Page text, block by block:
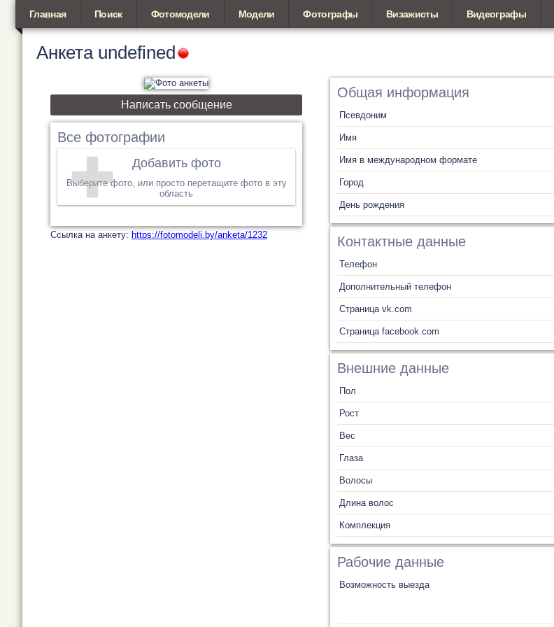
Главная Поиск Фотомодели Модели Фотографы Визажисты Видеографы
Анкета undefined
Написать сообщение
Все фотографии
Добавить фото
Выберите фото, или просто перетащите фото в эту
область
Cсылка на анкету: https://fotomodeli.by/anketa/1232
Общая информация
Псевдоним
Имя
Имя в международном формате
Город
День рождения
Контактные данные
Телефон
Дополнительный телефон
Страница vk.com
Страница facebook.com
Внешние данные
Пол
Рост
Вес
Глаза
Волосы
Длина волос
Комплекция
Рабочие данные
Возможность выезда